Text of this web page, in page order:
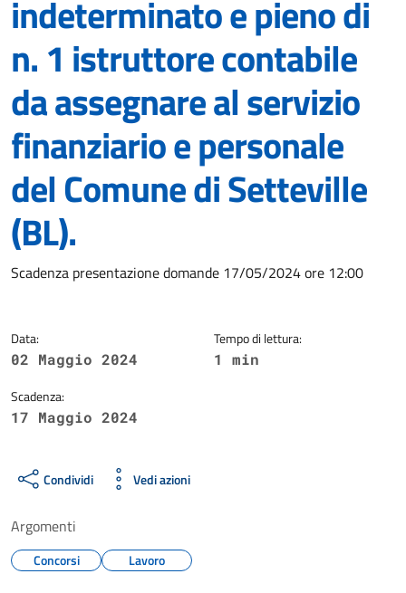
indeterminato e pieno di
n. 1 istruttore contabile
da assegnare al servizio
finanziario e personale
del Comune di Setteville
(BL).
Dettagli della notizia
Scadenza presentazione domande 17/05/2024 ore 12:00
Data:
02 Maggio 2024
Scadenza:
17 Maggio 2024
Tempo di lettura:
1 min
Condividi Vedi azioni
Argomenti
Concorsi Lavoro